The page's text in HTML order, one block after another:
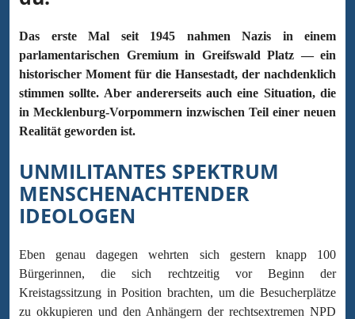
Das erste Mal seit 1945 nahmen Nazis in einem
parlamentarischen Gremium in Greifswald Platz — ein
historischer Moment für die Hansestadt, der nachdenklich
stimmen sollte. Aber andererseits auch eine Situation, die
in Mecklenburg-Vorpommern inzwischen Teil einer neuen
Realität geworden ist.
UNMILITANTES SPEKTRUM
MENSCHENACHTENDER
IDEOLOGEN
Eben genau dagegen wehrten sich gestern knapp 100
Bürgerinnen, die sich rechtzeitig vor Beginn der
Kreistagssitzung in Position brachten, um die Besucherplätze
zu okkupieren und den Anhängern der rechtsextremen NPD